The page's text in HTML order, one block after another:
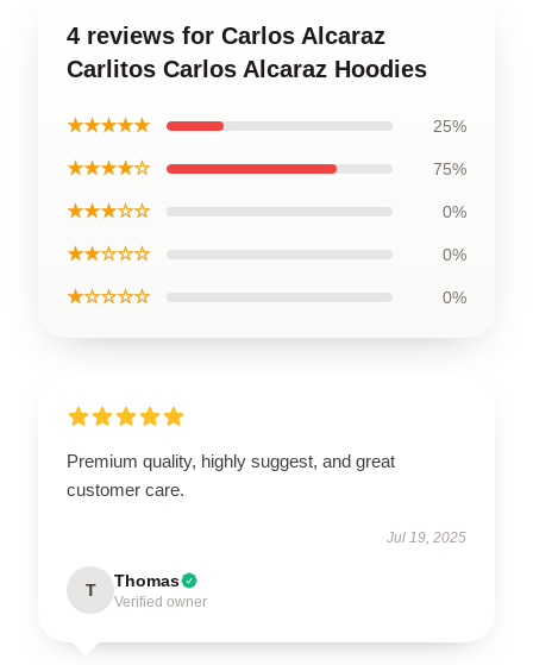
4 reviews for Carlos Alcaraz
Carlitos Carlos Alcaraz Hoodies
★★★★★ 25%
★★★★☆ 75%
★★★☆☆ 0%
★★☆☆☆ 0%
★☆☆☆☆ 0%
Premium quality, highly suggest, and great
customer care.
Jul 19, 2025
T Thomas
Verified owner